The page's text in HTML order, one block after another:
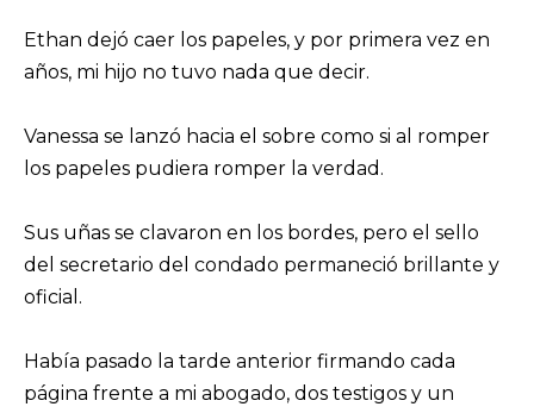
Ethan dejó caer los papeles, y por primera vez en
años, mi hijo no tuvo nada que decir.
Vanessa se lanzó hacia el sobre como si al romper
los papeles pudiera romper la verdad.
Sus uñas se clavaron en los bordes, pero el sello
del secretario del condado permaneció brillante y
oficial.
Había pasado la tarde anterior firmando cada
página frente a mi abogado, dos testigos y un